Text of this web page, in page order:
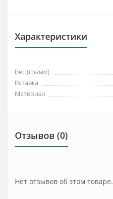
Характеристики
Вес (грамм)
Вставка
Материал
Отзывов (0)
Нет отзывов об этом товаре.